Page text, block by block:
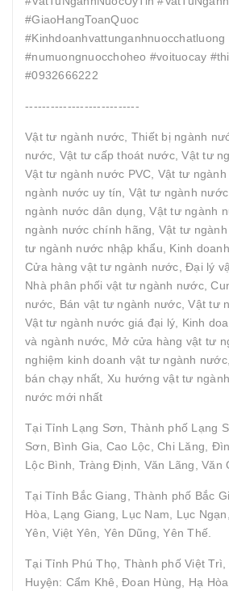
#GiaoHangToanQuoc
#Kinhdoanhvattunganhnuocchatluong
#numuongnuocchoheo #voituocay
#0932666222
---------------------------
Vật tư ngành nước, Thiết bị ngành
nước, Vật tư cấp thoát nước, Vật tư
Vật tư ngành nước PVC, Vật tư
ngành nước uy tín, Vật tư ngành
ngành nước dân dụng, Vật tư ngành
ngành nước chính hãng, Vật tư
tư ngành nước nhập khẩu, Kinh
Cửa hàng vật tư ngành nước, Đại lý
Nhà phân phối vật tư ngành nước,
nước, Bán vật tư ngành nước, Vật tư
Vật tư ngành nước giá đại lý, Kinh
và ngành nước, Mở cửa hàng vật tư
nghiệm kinh doanh vật tư ngành
bán chạy nhất, Xu hướng vật tư
nước mới nhất
Tại Tỉnh Lạng Sơn, Thành phố Lạng
Sơn, Bình Gia, Cao Lộc, Chi Lăng,
Lộc Bình, Tràng Định, Văn Lãng, Văn
Tại Tỉnh Bắc Giang, Thành phố Bắc
Hòa, Lạng Giang, Lục Nam, Lục
Yên, Việt Yên, Yên Dũng, Yên Thế.
Tại Tỉnh Phú Thọ, Thành phố Việt Trì,
Huyện: Cẩm Khê, Đoan Hùng, Hạ